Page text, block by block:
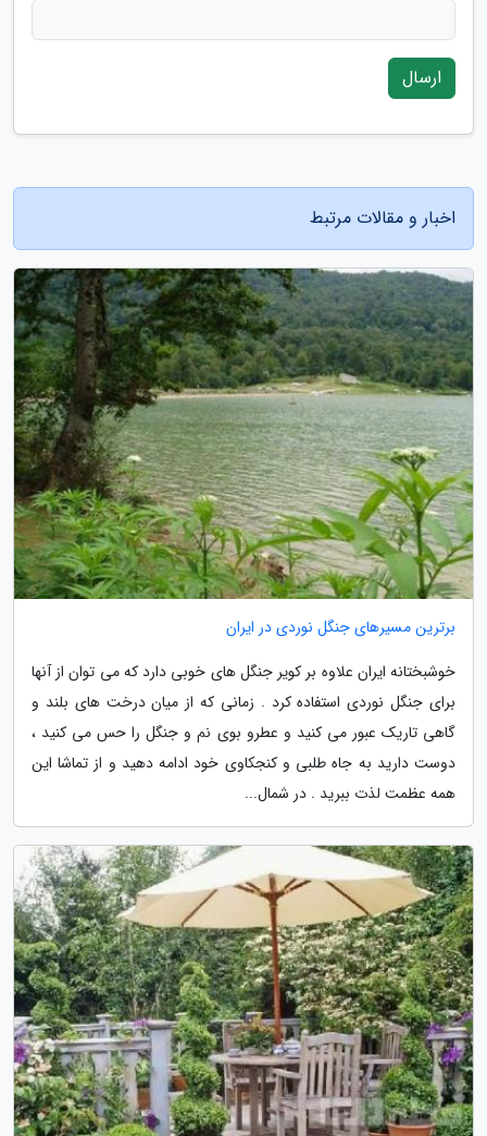
ارسال
اخبار و مقالات مرتبط
برترین مسیرهای جنگل نوردی در ایران
خوشبختانه ایران علاوه بر کویر جنگل های خوبی دارد که می توان از آنها
برای جنگل نوردی استفاده کرد . زمانی که از میان درخت های بلند و
گاهی تاریک عبور می کنید و عطرو بوی نم و جنگل را حس می کنید ،
دوست دارید به جاه طلبی و کنجکاوی خود ادامه دهید و از تماشا این
همه عظمت لذت ببرید . در شمال...